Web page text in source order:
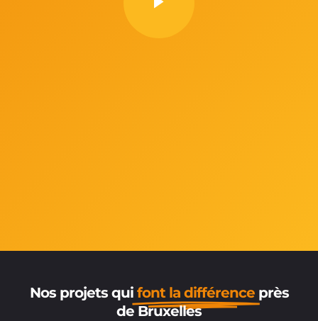
Nos projets qui font la différence près
de Bruxelles